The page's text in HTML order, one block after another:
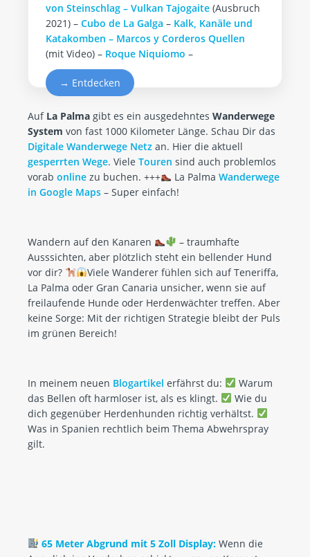
von Steinschlag – Vulkan Tajogaite (Ausbruch
2021) – Cubo de La Galga – Kalk, Kanäle und
Katakomben – Marcos y Corderos Quellen
(mit Video) – Roque Niquiomo –
→ Entdecken
Auf La Palma gibt es ein ausgedehntes Wanderwege
System von fast 1000 Kilometer Länge. Schau Dir das
Digitale Wanderwege Netz an. Hier die aktuell
gesperrten Wege. Viele Touren sind auch problemlos
vorab online zu buchen. +++ La Palma Wanderwege
in Google Maps – Super einfach!
Wandern auf den Kanaren
– traumhafte
Ausssichten, aber plötzlich steht ein bellender Hund
vor dir?
Viele Wanderer fühlen sich auf Teneriffa,
La Palma oder Gran Canaria unsicher, wenn sie auf
freilaufende Hunde oder Herdenwächter treffen. Aber
keine Sorge: Mit der richtigen Strategie bleibt der Puls
im grünen Bereich!
In meinem neuen Blogartikel erfährst du:
Warum
das Bellen oft harmloser ist, als es klingt.
Wie du
dich gegenüber Herdenhunden richtig verhältst.
Was in Spanien rechtlich beim Thema Abwehrspray
gilt.
65 Meter Abgrund mit 5 Zoll Display:Wenn die